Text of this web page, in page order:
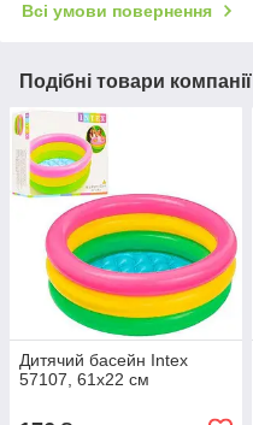
Всі умови повернення
Подібні товари компанії
Дитячий басейн Intex
57107, 61х22 см